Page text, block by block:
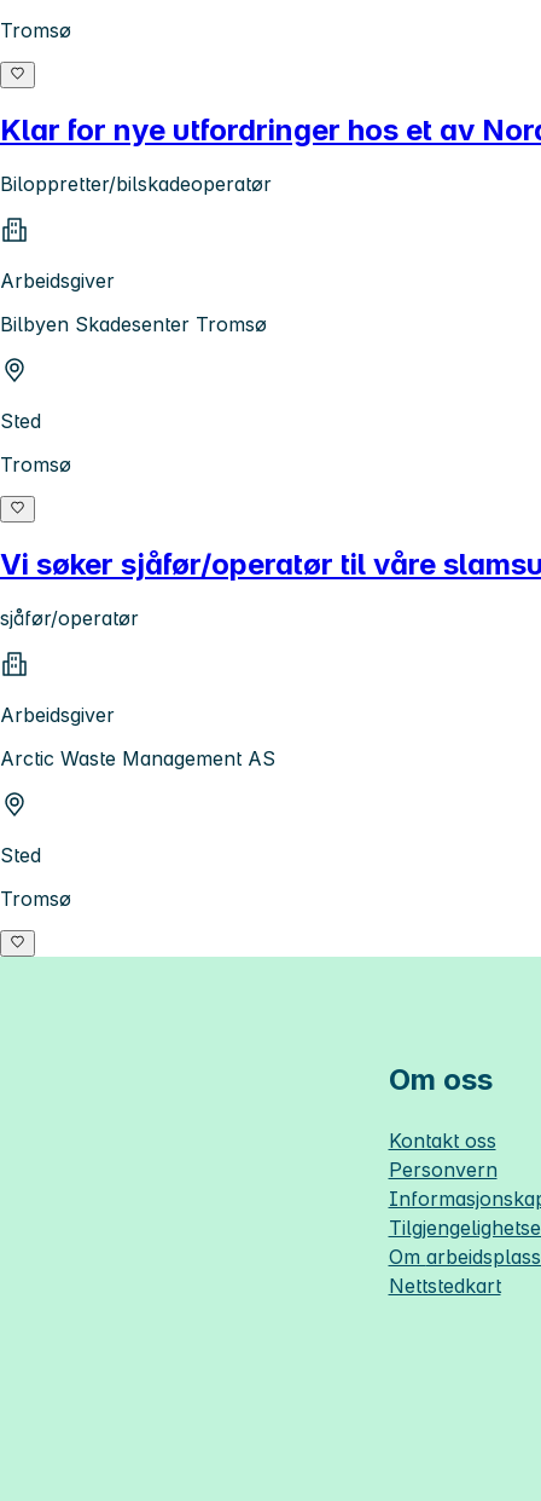
Tromsø
Klar for nye utfordringer hos et av
Biloppretter/bilskadeoperatør
Arbeidsgiver
Bilbyen Skadesenter Tromsø
Sted
Tromsø
Vi søker sjåfør/operatør til våre
sjåfør/operatør
Arbeidsgiver
Arctic Waste Management AS
Sted
Tromsø
Om oss
Kontakt oss
Personvern
Om
Nettstedkart